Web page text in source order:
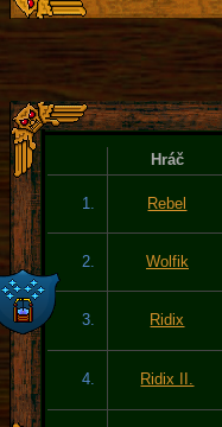
Hráč
1. Rebel
2. Wolfik
3. Ridix
4. Ridix II.